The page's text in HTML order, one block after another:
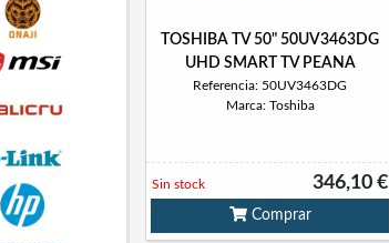
TOSHIBA TV 50" 50UV3463DG
UHD SMART TV PEANA
Referencia: 50UV3463DG
Marca: Toshiba
346,10 €
Sin stock
Comprar